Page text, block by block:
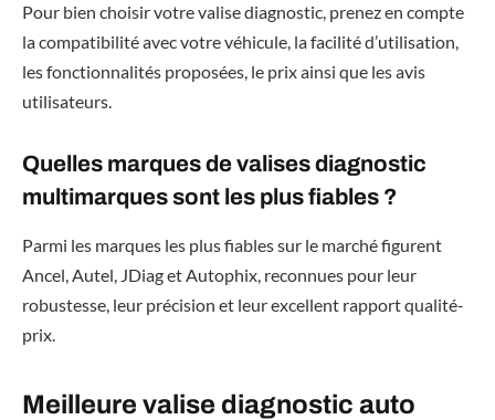
Pour bien choisir votre valise diagnostic, prenez en compte
la compatibilité avec votre véhicule, la facilité d’utilisation,
les fonctionnalités proposées, le prix ainsi que les avis
utilisateurs.
Quelles marques de valises diagnostic
multimarques sont les plus fiables ?
Parmi les marques les plus fiables sur le marché figurent
Ancel, Autel, JDiag et Autophix, reconnues pour leur
robustesse, leur précision et leur excellent rapport qualité-
prix.
Meilleure valise diagnostic auto